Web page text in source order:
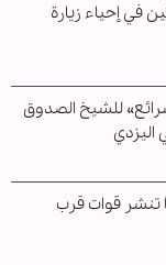
في إحياء زيارة
للشيخ الصدوق
اليزدي
تنشر قوات قرب